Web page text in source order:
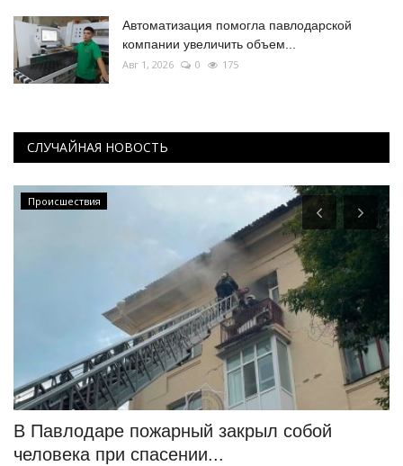
Автоматизация помогла павлодарской
компании увеличить объем...
Авг 1, 2026 0 175
СЛУЧАЙНАЯ НОВОСТЬ
Происшествия
В Павлодаре пожарный закрыл собой
человека при спасении...